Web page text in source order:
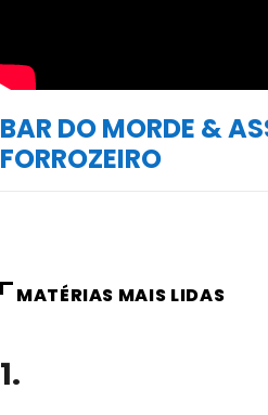
BAR DO MORDE &
FORROZEIRO
MATÉRIAS MAIS LIDAS
1.